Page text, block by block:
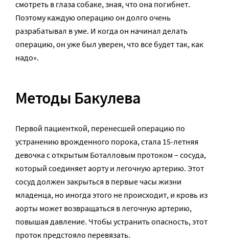
смотреть в глаза собаке, зная, что она погибнет.
Поэтому каждую операцию он долго очень
разрабатывал в уме. И когда он начинал делать
операцию, он уже был уверен, что все будет так, как
надо».
Методы Бакулева
Первой пациенткой, перенесшей операцию по
устранению врожденного порока, стала 15-летняя
девочка с открытым Боталловым протоком – сосуда,
который соединяет аорту и легочную артерию. Этот
сосуд должен закрыться в первые часы жизни
младенца, но иногда этого не происходит, и кровь из
аорты может возвращаться в легочную артерию,
повышая давление. Чтобы устранить опасность, этот
проток предстояло перевязать.